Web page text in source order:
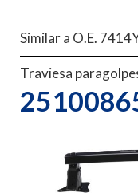
Similar a O.E.
Traviesa